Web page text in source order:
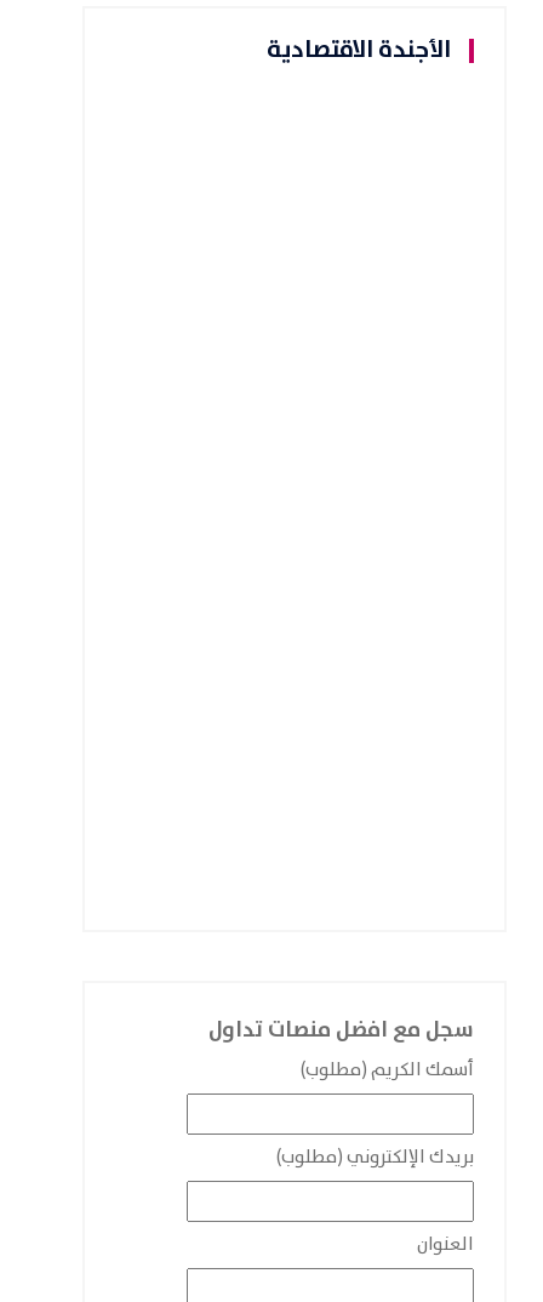
الأجندة الاقتصادية
سجل مع افضل منصات تداول
أسمك الكريم (مطلوب)
بريدك الإلكتروني (مطلوب)
العنوان